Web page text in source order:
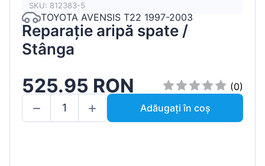
SKU: 812383-5
TOYOTA AVENSIS T22 1997-2003
Reparație aripă spate /
Stânga
525.95 RON
(0)
Adăugați în coș